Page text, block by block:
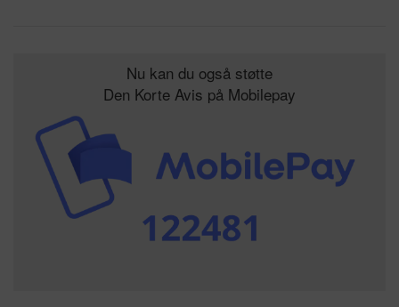
Nu kan du også støtte
Den Korte Avis på Mobilepay